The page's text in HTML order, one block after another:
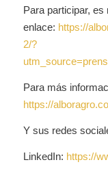
Para participar,
enlace: https://
2/?
Para más
https://
Y sus redes
LinkedIn: https://